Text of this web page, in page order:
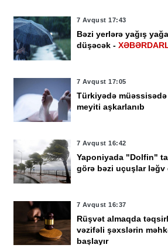
7 Avqust 15:38
Hərbi qulluqçular üçün
7
7 Avqust 17:43
Bəzi yerlərə yağış
düşəcək -
7 Avqust 17:05
Türkiyədə
meyiti aşkarlanıb
7 Avqust 16:42
Yaponiyada "Dolfin"
görə bəzi uçuşlar ləğv
7 Avqust 16:37
Rüşvət almaqda
vəzifəli şəxslərin
başlayır